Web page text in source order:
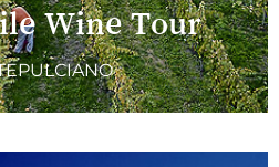
Wine Tour